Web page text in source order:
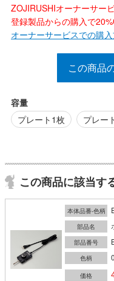
ZOJIRUSHIオーナーサー
登録製品からの購入で
オーナーサービスでの購
この商品
容量
プレート1枚
プレー
この商品に該当す
本体品番-色柄
部品名
部品番号
色柄
価格